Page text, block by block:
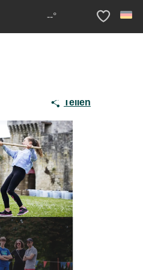
--°
Voir les
Teilen